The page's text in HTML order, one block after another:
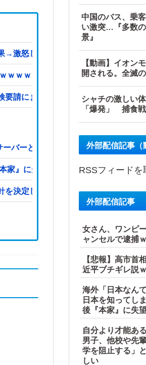
→激怒したトメが自ら〇〇を口にして
ｗｗｗ
請にまで発展する事態に・・・【
バーと通信
家』に失望する事態に
決定した」他
中国のバス、乗
い激突…『多数
景』
【動画】イオン
開される。全滅
シャチの激しい
「爆発」 捕食
外部配信記事（
RSSフィード
外部配信記事
女さん、ワンピ
ャンセルで逮捕
【悲報】高市首
近平ブチギレ説
海外「日本なん
日本を知ってし
後『本家』に失
自分より才能あ
男子、他校や先
学を阻止する」
しい